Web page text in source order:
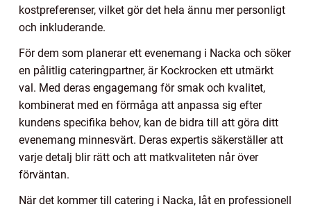
kostpreferenser, vilket gör det hela ännu mer personligt
och inkluderande.
För dem som planerar ett evenemang i Nacka och söker
en pålitlig cateringpartner, är Kockrocken ett utmärkt
val. Med deras engagemang för smak och kvalitet,
kombinerat med en förmåga att anpassa sig efter
kundens specifika behov, kan de bidra till att göra ditt
evenemang minnesvärt. Deras expertis säkerställer att
varje detalj blir rätt och att matkvaliteten når över
förväntan.
När det kommer till catering i Nacka, låt en professionell